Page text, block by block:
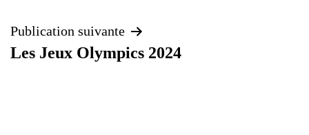
l’article
Publication suivante
Les Jeux Olympics 2024